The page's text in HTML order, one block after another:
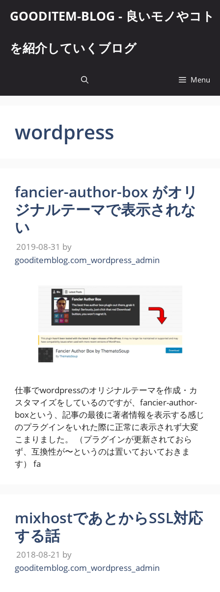
GOODITEM-BLOG - 良いモノやコト
を紹介していくブログ
Menu
wordpress
fancier-author-box がオリ
ジナルテーマで表示されな
い
2019-08-31 by
gooditemblog.com_wordpress_admin
仕事でwordpressのオリジナルテーマを作成・カ
スタマイズをしているのですが、fancier-author-
boxという、記事の最後に著者情報を表示する感じ
のプラグインをいれた際に正常に表示されず大変
こまりました。 （プラグインが更新されておら
ず、互換性が〜というのは置いておいておきま
す） fa
mixhostであとからSSL対応
する話
2018-08-21 by
gooditemblog.com_wordpress_admin